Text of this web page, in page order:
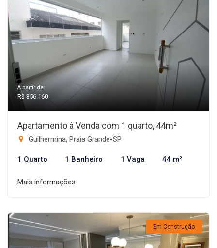
A partir de:
R$ 356.160
Apartamento à Venda com 1 quarto, 44m²
Guilhermina, Praia Grande-SP
1 Quarto 1 Banheiro 1 Vaga 44 m²
Mais informações
Em Construção